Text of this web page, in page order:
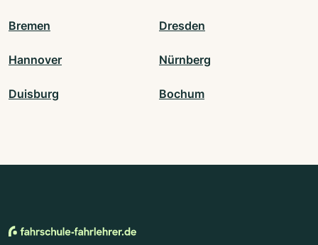
Bremen Dresden
Hannover Nürnberg
Duisburg Bochum